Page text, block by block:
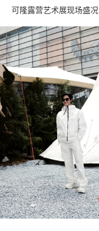
可隆露营艺术展现场盛况